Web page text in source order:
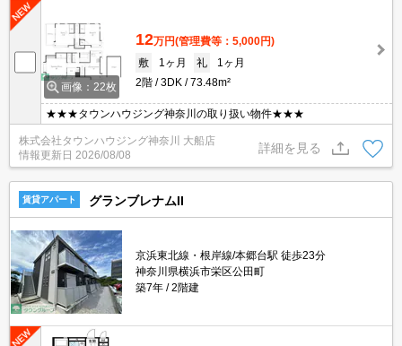
画像：22枚
12万円(管理費等：5,000円)
敷
1ヶ月 礼
1ヶ月
2階
3DK 73.48m²
★★★タウンハウジング神奈川の取り扱い物件★★★
株式会社タウンハウジング神奈川 大船店
情報更新日 2026/08/08
詳細を見る
賃貸アパート グランブレナムII
京浜東北線・根岸線/本郷台駅 徒歩23分
神奈川県横浜市栄区公田町
築7年
2階建